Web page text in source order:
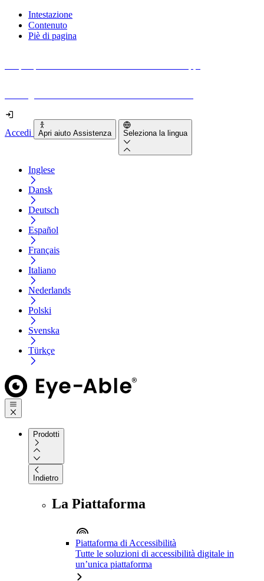
Intestazione
Contenuto
Piè di pagina
Accedi Apri aiuto Assistenza Seleziona la lingua
Inglese
Dansk
Deutsch
Español
Français
Italiano
Nederlands
Polski
Svenska
Türkçe
Prodotti
Indietro
La Piattaforma
Piattaforma di Accessibilità
Tutte le soluzioni di accessibilità digitale in
un’unica piattaforma